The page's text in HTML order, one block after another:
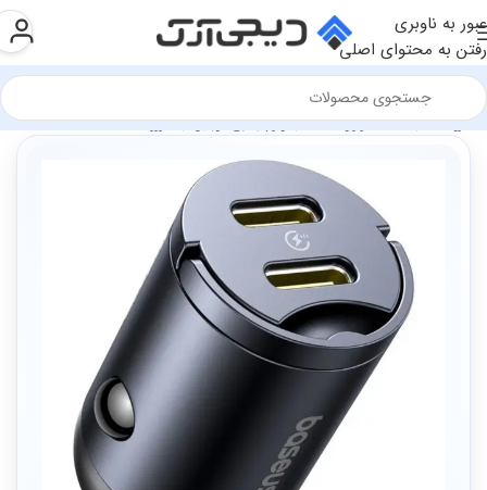
عبور به ناوبری
رفتن به محتوای اصلی
فروشگاه سخت افزار و قطعات لوازم جانبی موبایل شارژر ها